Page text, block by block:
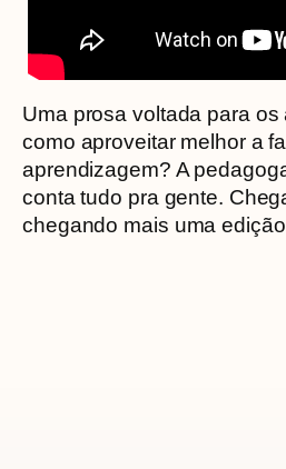
Uma prosa voltada para
como aproveitar melhor a
aprendizagem? A
conta tudo pra gente.
chegando mais uma